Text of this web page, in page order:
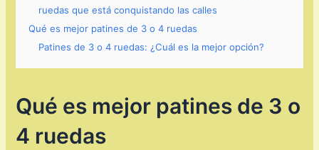
ruedas que está conquistando las calles
Qué es mejor patines de 3 o 4 ruedas
Patines de 3 o 4 ruedas: ¿Cuál es la mejor opción?
Qué es mejor patines de 3 o
4 ruedas